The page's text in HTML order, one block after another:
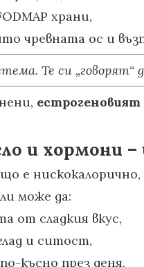
храни,
чревната ос и
Те си
и хормони –
е
може да:
от сладкия вкус,
и ситост,
късно през деня.